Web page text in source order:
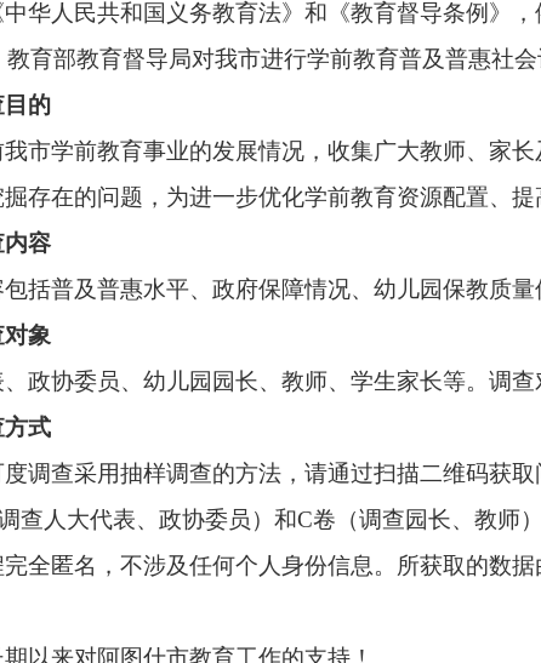
学前教育事业的发展情况，收集广大教师、家长及社会各界
在的问题，为进一步优化学前教育资源配置、提高学前教育质
委员、幼儿园园长、教师、学生家长等。调查对象以学生家
查采用抽样调查的方法，请通过扫描二维码获取问卷并客观
来对阿图什市教育工作的支持！